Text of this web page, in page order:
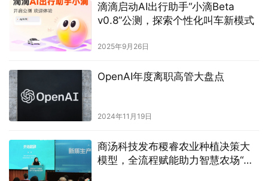
滴滴启动AI出行助手“小滴Beta
v0.8”公测，探索个性化叫车新模式
2025年9月26日
OpenAI年度离职高管大盘点
2024年11月19日
商汤科技发布稷睿农业种植决策大
模型，全流程赋能助力智慧农场“五